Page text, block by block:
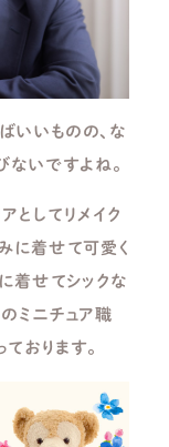
いいものの、な
ないですよね。
としてリメイク
に着せて可愛く
着せてシックな
ミニチュア職
おります。